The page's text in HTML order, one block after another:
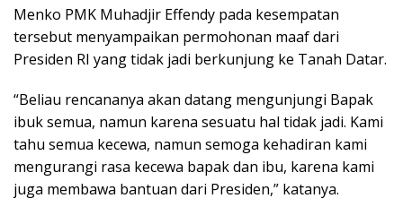
Menko PMK Muhadjir Effendy pada kesempatan
tersebut menyampaikan permohonan maaf dari
Presiden RI yang tidak jadi berkunjung ke Tanah Datar.
“Beliau rencananya akan datang mengunjungi Bapak
ibuk semua, namun karena sesuatu hal tidak jadi. Kami
tahu semua kecewa, namun semoga kehadiran kami
mengurangi rasa kecewa bapak dan ibu, karena kami
juga membawa bantuan dari Presiden,” katanya.